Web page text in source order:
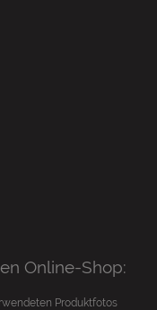
Online-Shop:
Produktfotos